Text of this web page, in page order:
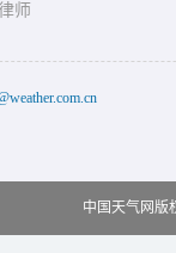
师
中国天气网